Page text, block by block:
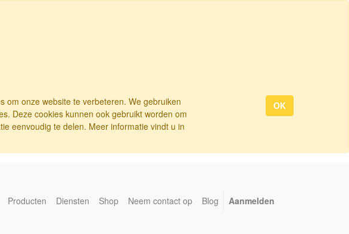
om onze website te verbeteren. We gebruiken
Deze cookies kunnen ook gebruikt worden om
eenvoudig te delen. Meer informatie vindt u in
OK
Producten Diensten Shop Neem contact op Blog Aanmelden